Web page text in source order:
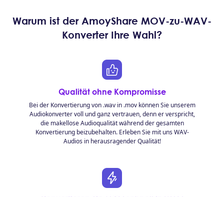
Warum ist der AmoyShare MOV-zu-WAV-
Konverter Ihre Wahl?
Qualität ohne Kompromisse
Bei der Konvertierung von .wav in .mov können Sie unserem
Audiokonverter voll und ganz vertrauen, denn er verspricht,
die makellose Audioqualität während der gesamten
Konvertierung beizubehalten. Erleben Sie mit uns WAV-
Audios in herausragender Qualität!